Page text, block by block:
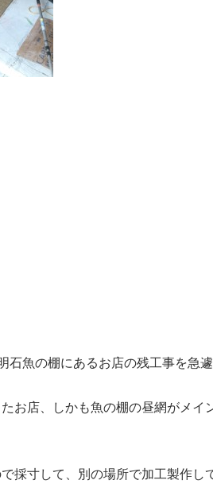
石魚の棚にあるお店の残工事を急遽
お店、しかも魚の棚の昼網がメイ
採寸して、別の場所で加工製作し